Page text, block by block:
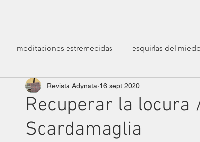
meditaciones estremecidas esquirlas del miedo
manifiestos efemérides poéticas
transfeminismos clínicas transfeminismos
Recuperar la locura
Scardamaglia
Revista Adynata 16 sept 2020